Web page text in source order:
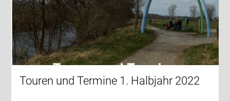
Touren und Termine 1. Halbjahr 2022